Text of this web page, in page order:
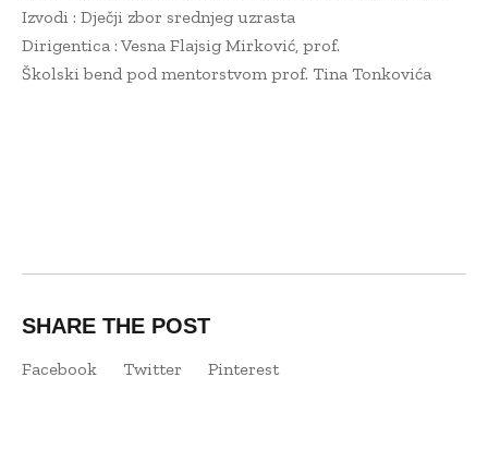
Izvodi : Dječji zbor srednjeg uzrasta
Dirigentica : Vesna Flajsig Mirković, prof.
Školski bend pod mentorstvom prof. Tina Tonkovića
SHARE THE POST
Facebook Twitter Pinterest